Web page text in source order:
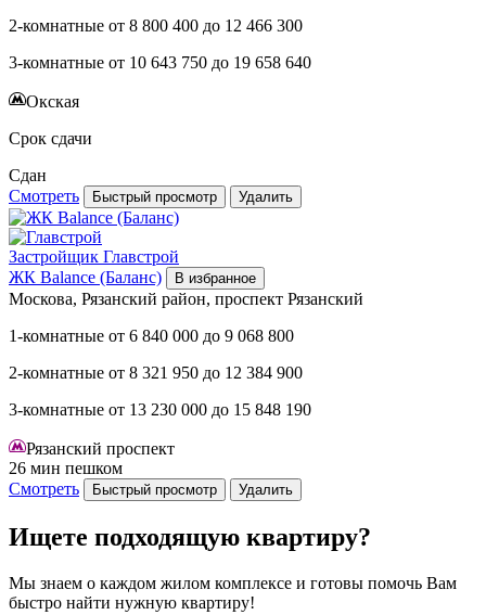
2-комнатные от 8 800 400 до 12 466 300
3-комнатные от 10 643 750 до 19 658 640
Окская
Срок сдачи
Сдан
Смотреть
Быстрый просмотр Удалить
Застройщик Главстрой
ЖК Balance (Баланс)
В избранное
Москова, Рязанский район, проспект Рязанский
1-комнатные от 6 840 000 до 9 068 800
2-комнатные от 8 321 950 до 12 384 900
3-комнатные от 13 230 000 до 15 848 190
Рязанский проспект
26 мин пешком
Смотреть
Быстрый просмотр Удалить
Ищете подходящую квартиру?
Мы знаем о каждом жилом комплексе и готовы помочь Вам
быстро найти нужную квартиру!